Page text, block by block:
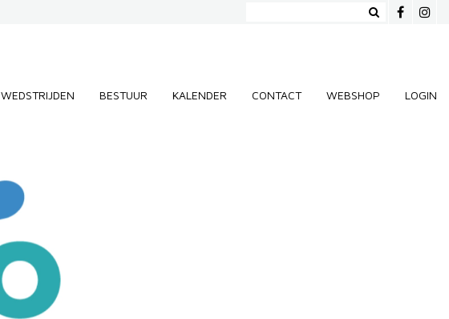
WEDSTRIJDEN BESTUUR KALENDER CONTACT WEBSHOP LOGIN